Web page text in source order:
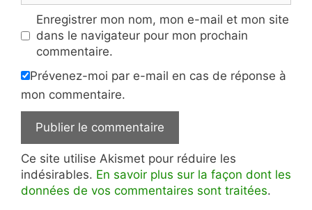
Enregistrer mon nom, mon e-mail et mon site
dans le navigateur pour mon prochain
commentaire.
Prévenez-moi par e-mail en cas de réponse à
mon commentaire.
Ce site utilise Akismet pour réduire les
indésirables. En savoir plus sur la façon dont les
données de vos commentaires sont traitées.